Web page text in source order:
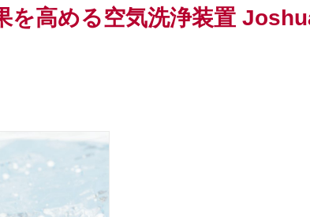
を高める空気洗浄装置